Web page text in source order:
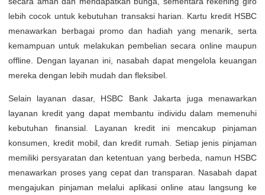
lebih cocok untuk kebutuhan transaksi harian. Kartu kredit HSBC
menawarkan berbagai promo dan hadiah yang menarik, serta
kemampuan untuk melakukan pembelian secara online maupun
offline. Dengan layanan ini, nasabah dapat mengelola keuangan
mereka dengan lebih mudah dan fleksibel.
Selain layanan dasar, HSBC Bank Jakarta juga menawarkan
layanan kredit yang dapat membantu individu dalam memenuhi
kebutuhan finansial. Layanan kredit ini mencakup pinjaman
konsumen, kredit mobil, dan kredit rumah. Setiap jenis pinjaman
memiliki persyaratan dan ketentuan yang berbeda, namun HSBC
menawarkan proses yang cepat dan transparan. Nasabah dapat
mengajukan pinjaman melalui aplikasi online atau langsung ke